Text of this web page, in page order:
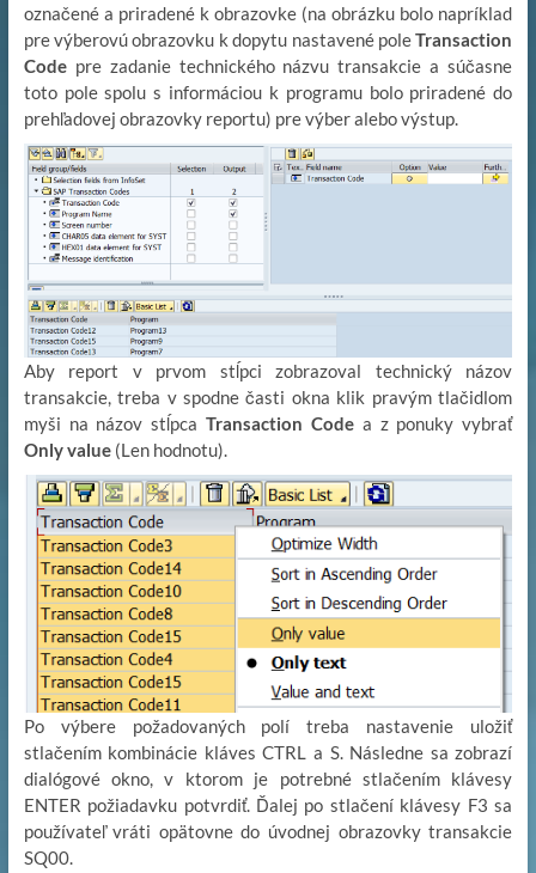
označené a priradené k obrazovke (na obrázku bolo napríklad
pre výberovú obrazovku k dopytu nastavené poleTransaction
Codepre zadanie technického názvu transakcie a súčasne
toto pole spolu s informáciou k programu bolo priradené do
prehľadovej obrazovky reportu) pre výber alebo výstup.
Aby report v prvom stĺpci zobrazoval technický názov
transakcie, treba v spodne časti okna klik pravým tlačidlom
myši na názov stĺpcaTransaction Codea z ponuky vybrať
Only value(Len hodnotu).
Po výbere požadovaných polí treba nastavenie uložiť
stlačením kombinácie kláves CTRL a S. Následne sa zobrazí
dialógové okno, v ktorom je potrebné stlačením klávesy
ENTER požiadavku potvrdiť. Ďalej po stlačení klávesy F3 sa
používateľ vráti opätovne do úvodnej obrazovky transakcie
SQ00.